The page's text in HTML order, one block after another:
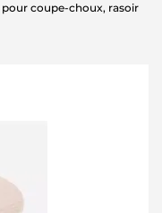
pour coupe-choux, rasoir